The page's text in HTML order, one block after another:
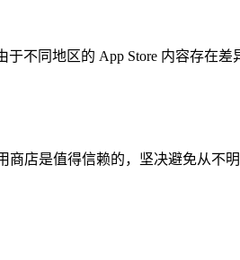
不同地区的 App Store 内容存在
店是值得信赖的，坚决避免从不